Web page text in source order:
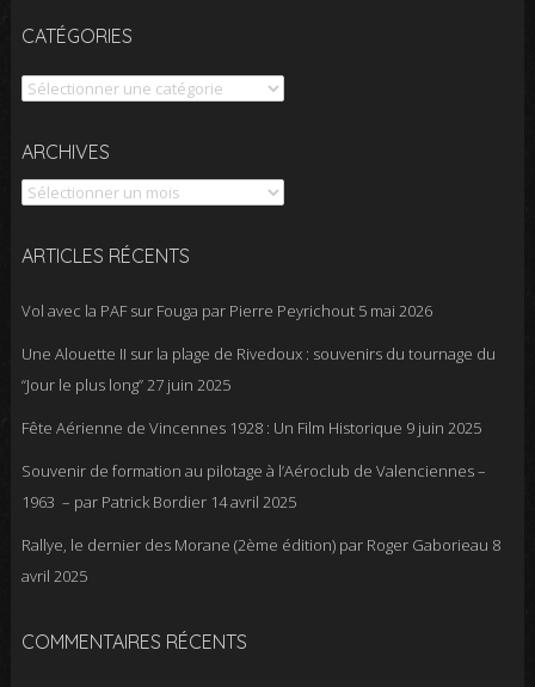
CATÉGORIES
Catégories
ARCHIVES
Archives
ARTICLES RÉCENTS
Vol avec la PAF sur Fouga par Pierre Peyrichout 5 mai 2026
Une Alouette II sur la plage de Rivedoux : souvenirs du tournage du
“Jour le plus long”27 juin 2025
Fête Aérienne de Vincennes 1928 : Un Film Historique 9 juin 2025
Souvenir de formation au pilotage à l’Aéroclub de Valenciennes –
1963 – par Patrick Bordier 14 avril 2025
Rallye, le dernier des Morane (2ème édition) par Roger Gaborieau 8
avril 2025
COMMENTAIRES RÉCENTS